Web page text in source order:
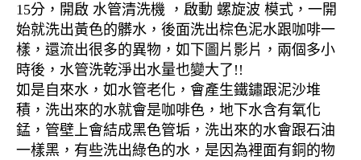
15分，開啟 水管清洗機 ，啟動 螺旋波 模式，一開
始就洗出黃色的髒水，後面洗出棕色泥水跟咖啡一
樣，還流出很多的異物，如下圖片影片，兩個多小
時後，水管洗乾淨出水量也變大了!!
如是自來水，如水管老化，會產生鐵鏽跟泥沙堆
積，洗出來的水就會是咖啡色，地下水含有氧化
錳，管壁上會結成黑色管垢，洗出來的水會跟石油
一樣黑，有些洗出綠色的水，是因為裡面有銅的物